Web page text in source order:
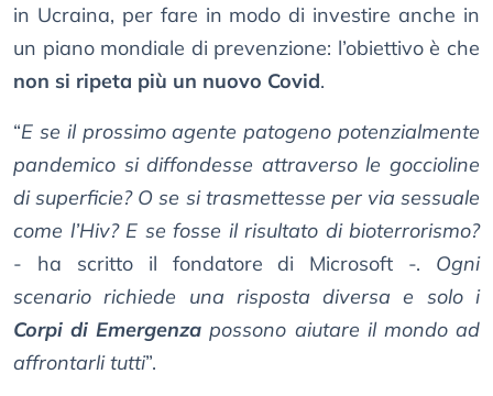
in Ucraina, per fare in modo di investire anche in
un piano mondiale di prevenzione: l’obiettivo è che
non si ripeta più un nuovo Covid.
“E se il prossimo agente patogeno potenzialmente
pandemico si diffondesse attraverso le goccioline
di superficie? O se si trasmettesse per via sessuale
come l’Hiv? E se fosse il risultato di bioterrorismo?
- ha scritto il fondatore di Microsoft -. Ogni
scenario richiede una risposta diversa e solo i
Corpi di Emergenza possono aiutare il mondo ad
affrontarli tutti”.